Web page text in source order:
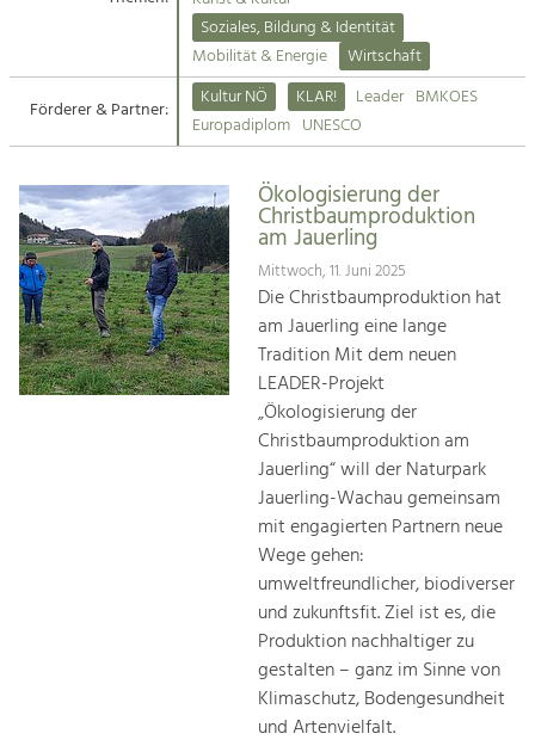
Suche
Impressum
Kontakt
Angebotsentwicklung und
Handwerk, Wissenschaft und Forschung.
Soziales, Bildung &
Identität
Gleichberechtigung, Jugend und
Integration
Mobilität & Energie
Klimawandel, öffentlicher Verkehr und
Steigerung regionaler Wertschöpfung
Soziales, Bildung & Identität
Mobilität & Energie
Wirtschaft
Förderer & Partner:
Kultur NÖ KLAR! Leader BMKOES
Europadiplom UNESCO
Ökologisierung der
Christbaumproduktion
am Jauerling
Mittwoch, 11. Juni 2025
Die Christbaumproduktion hat
am Jauerling eine lange
Tradition Mit dem neuen
LEADER-Projekt
„Ökologisierung der
Christbaumproduktion am
Jauerling“ will der Naturpark
Jauerling-Wachau gemeinsam
mit engagierten Partnern neue
Wege gehen:
umweltfreundlicher, biodiverser
und zukunftsfit. Ziel ist es, die
Produktion nachhaltiger zu
gestalten – ganz im Sinne von
Klimaschutz, Bodengesundheit
und Artenvielfalt.